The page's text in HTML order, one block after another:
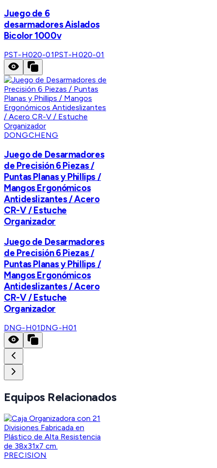
Juego de 6
desarmadores Aislados
Bicolor 1000v
PST-H020-01PST-H020-01
DONGCHENG
Juego de Desarmadores
de Precisión 6 Piezas /
Puntas Planas y Phillips /
Mangos Ergonómicos
Antideslizantes / Acero
CR-V / Estuche
Organizador
Juego de Desarmadores
de Precisión 6 Piezas /
Puntas Planas y Phillips /
Mangos Ergonómicos
Antideslizantes / Acero
CR-V / Estuche
Organizador
DNG-H01DNG-H01
Equipos Relacionados
PRECISION